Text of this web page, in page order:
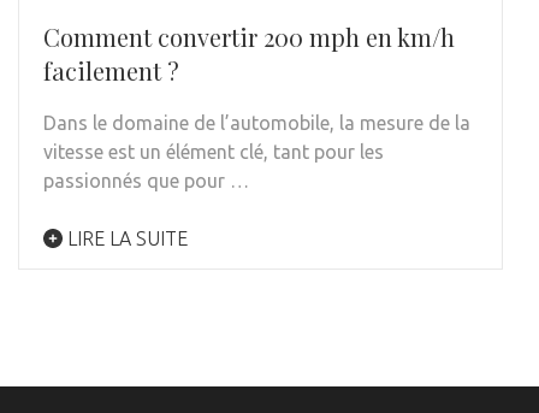
Comment convertir 200 mph en km/h
facilement ?
Dans le domaine de l’automobile, la mesure de la
vitesse est un élément clé, tant pour les
passionnés que pour …
LIRE LA SUITE